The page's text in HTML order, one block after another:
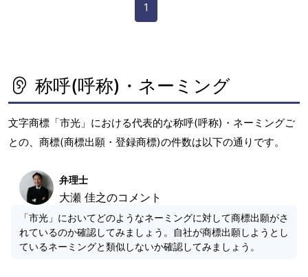
1
称呼(呼称)・ネーミング
文字商標「市光」における代表的な称呼(呼称)・ネーミングご
との、商標(商標出願・登録商標)の件数は以下の通りです。
弁理士
大瀬 佳之のコメント
「市光」においてどのようなネーミングに対して商標出願がさ
れているのか確認してみましょう。自社が商標出願しようとし
ているネーミングと類似しないか確認してみましょう。